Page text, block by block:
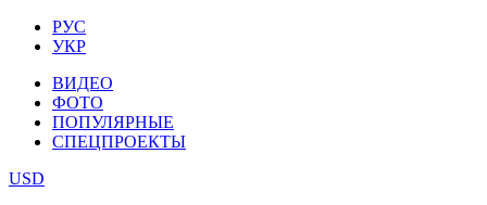
РУС
УКР
ВИДЕО
ФОТО
ПОПУЛЯРНЫЕ
СПЕЦПРОЕКТЫ
USD